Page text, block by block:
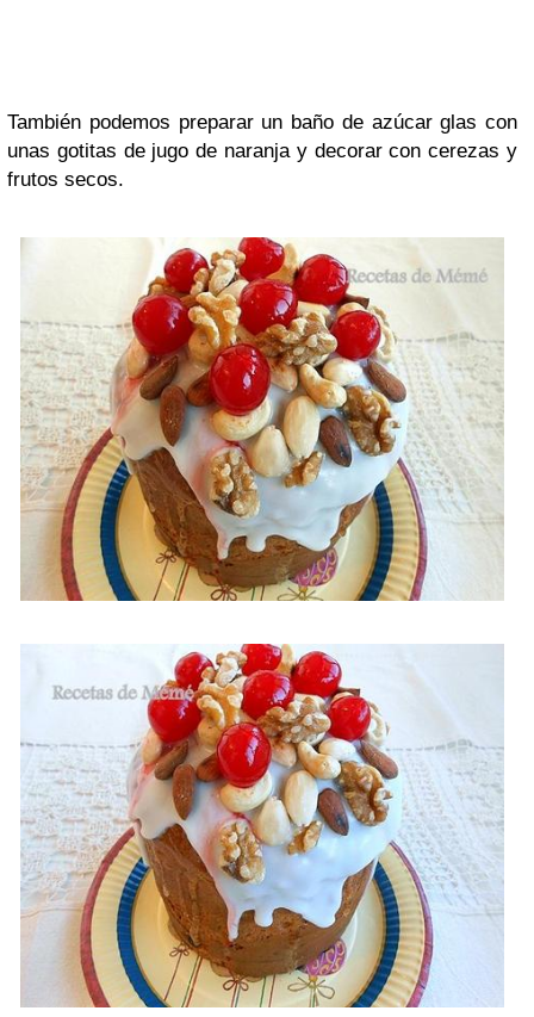
También podemos preparar un baño de azúcar glas con
unas gotitas de jugo de naranja y decorar con cerezas y
frutos secos.